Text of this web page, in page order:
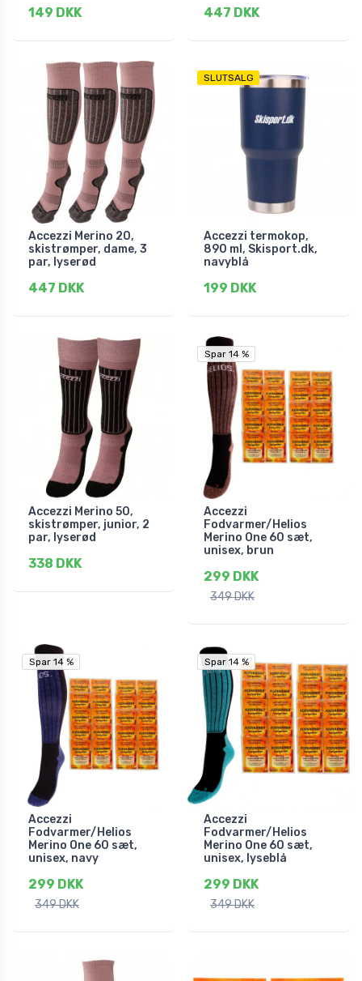
149 DKK 447 DKK
Accezzi Merino 20,
skistrømper, dame, 3
par, lyserød
447 DKK
SLUTSALG
Accezzi termokop,
890 ml, Skisport.dk,
navyblå
199 DKK
Accezzi Merino 50,
skistrømper, junior, 2
par, lyserød
338 DKK
Spar 14 %
Spar 14 %
Accezzi
Fodvarmer/Helios
Merino One 60 sæt,
unisex, brun
299 DKK
349 DKK
Spar 14 %
Spar 14 %
Accezzi
Fodvarmer/Helios
Merino One 60 sæt,
unisex, navy
299 DKK
349 DKK
Spar 14 %
Spar 14 %
Accezzi
Fodvarmer/Helios
Merino One 60 sæt,
unisex, lyseblå
299 DKK
349 DKK